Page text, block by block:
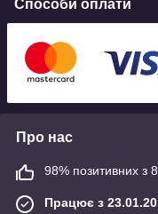
Адреса складу/офісу:
Способи оплати
Про нас
98% позитивних з
Працює з